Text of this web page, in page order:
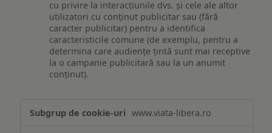
cu privire la interacțiunile dvs. și cele ale altor
utilizatori cu conținut publicitar sau (fără
caracter publicitar) pentru a identifica
caracteristicile comune (de exemplu, pentru a
determina care audiențe țintă sunt mai receptive
la o campanie publicitară sau la un anumit
conținut).
www.viata-libera.ro